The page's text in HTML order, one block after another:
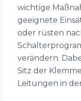
wichtige
geeignete
oder rüsten
verändern.
Sitz der
Leitungen in